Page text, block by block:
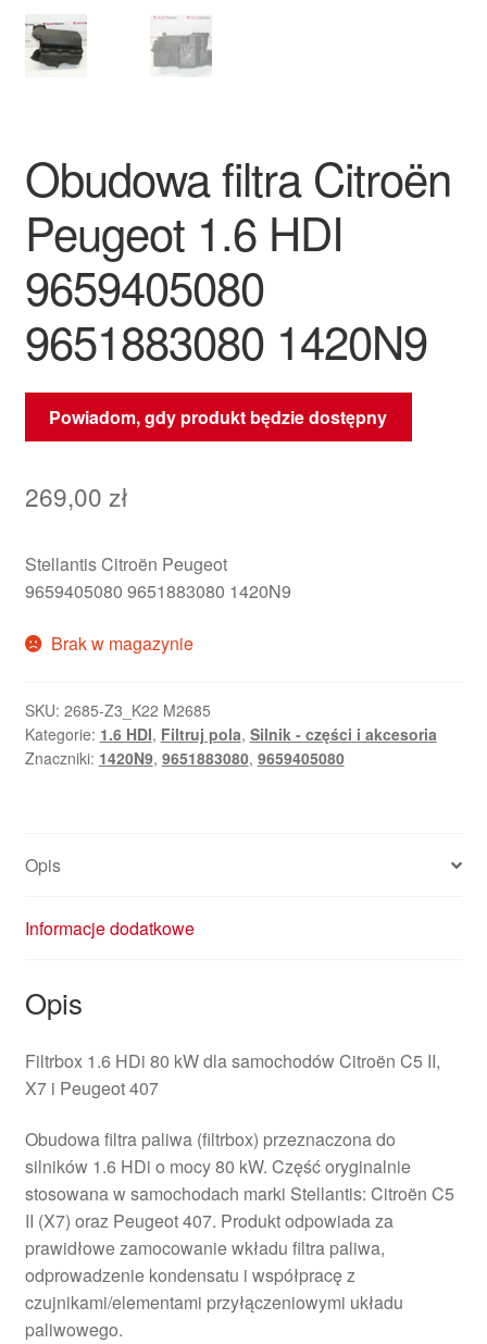
Skarga
Zasady i warunki
Obudowa filtra Citroën
Peugeot 1.6 HDI
9659405080
9651883080 1420N9
Powiadom, gdy produkt będzie dostępny
269,00 zł
Stellantis Citroën Peugeot
9659405080 9651883080 1420N9
Brak w magazynie
SKU: 2685-Z3_K22 M2685
Kategorie: 1.6 HDI, Filtruj pola, Silnik - części i akcesoria
Znaczniki: 1420N9, 9651883080, 9659405080
Opis
Informacje dodatkowe
Opis
Filtrbox 1.6 HDi 80 kW dla samochodów Citroën C5 II,
X7 i Peugeot 407
Obudowa filtra paliwa (filtrbox) przeznaczona do
silników 1.6 HDi o mocy 80 kW. Część oryginalnie
stosowana w samochodach marki Stellantis: Citroën C5
II (X7) oraz Peugeot 407. Produkt odpowiada za
prawidłowe zamocowanie wkładu filtra paliwa,
odprowadzenie kondensatu i współpracę z
czujnikami/elementami przyłączeniowymi układu
paliwowego.